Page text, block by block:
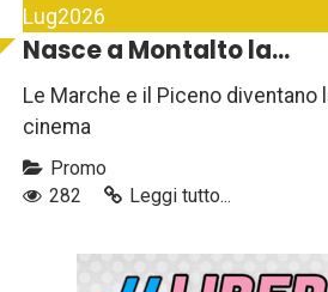
Lug2026
Nasce a Montalto la...
Le Marche e il Piceno diventano
cinema
Promo
282
Leggi tutto...